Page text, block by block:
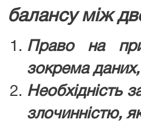
балансу між
Право на
зокрема
Необхідність
злочинністю,